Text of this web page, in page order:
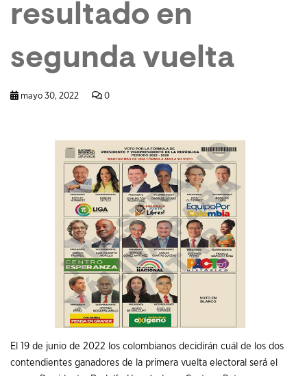
resultado en
segunda vuelta
mayo 30, 2022 0
El 19 de junio de 2022 los colombianos decidirán cuál de los dos
contendientes ganadores de la primera vuelta electoral será el